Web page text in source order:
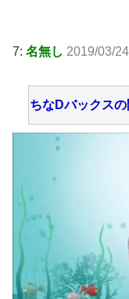
7: 名無し 2019/03/
ちなDバックス